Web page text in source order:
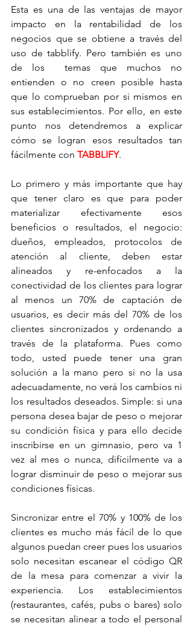
Esta es una de las ventajas de mayor
impacto en la rentabilidad de los
negocios que se obtiene a través del
uso de tabblify. Pero también es uno
de los  temas que muchos no
entienden o no creen posible hasta
que lo comprueban por si mismos en
sus establecimientos. Por ello, en este
punto nos detendremos a explicar
cómo se logran esos resultados tan
fácilmente con TABBLIFY.
Lo primero y más importante que hay
que tener claro es que para poder
materializar efectivamente esos
beneficios o resultados, el negocio:
dueños, empleados, protocolos de
atención al cliente, deben estar
alineados y re-enfocados a la
conectividad de los clientes para lograr
al menos un 70% de captación de
usuarios, es decir más del 70% de los
clientes sincronizados y ordenando a
través de la plataforma. Pues como
todo, usted puede tener una gran
solución a la mano pero si no la usa
adecuadamente, no verá los cambios ni
los resultados deseados. Simple: si una
persona desea bajar de peso o mejorar
su condición física y para ello decide
inscribirse en un gimnasio, pero va 1
vez al mes o nunca, difícilmente va a
lograr disminuir de peso o mejorar sus
condiciones físicas.
Sincronizar entre el 70% y 100% de los
clientes es mucho más fácil de lo que
algunos puedan creer pues los usuarios
solo necesitan escanear el código QR
de la mesa para comenzar a vivir la
experiencia. Los establecimientos
(restaurantes, cafés, pubs o bares) solo
se necesitan alinear a todo el personal